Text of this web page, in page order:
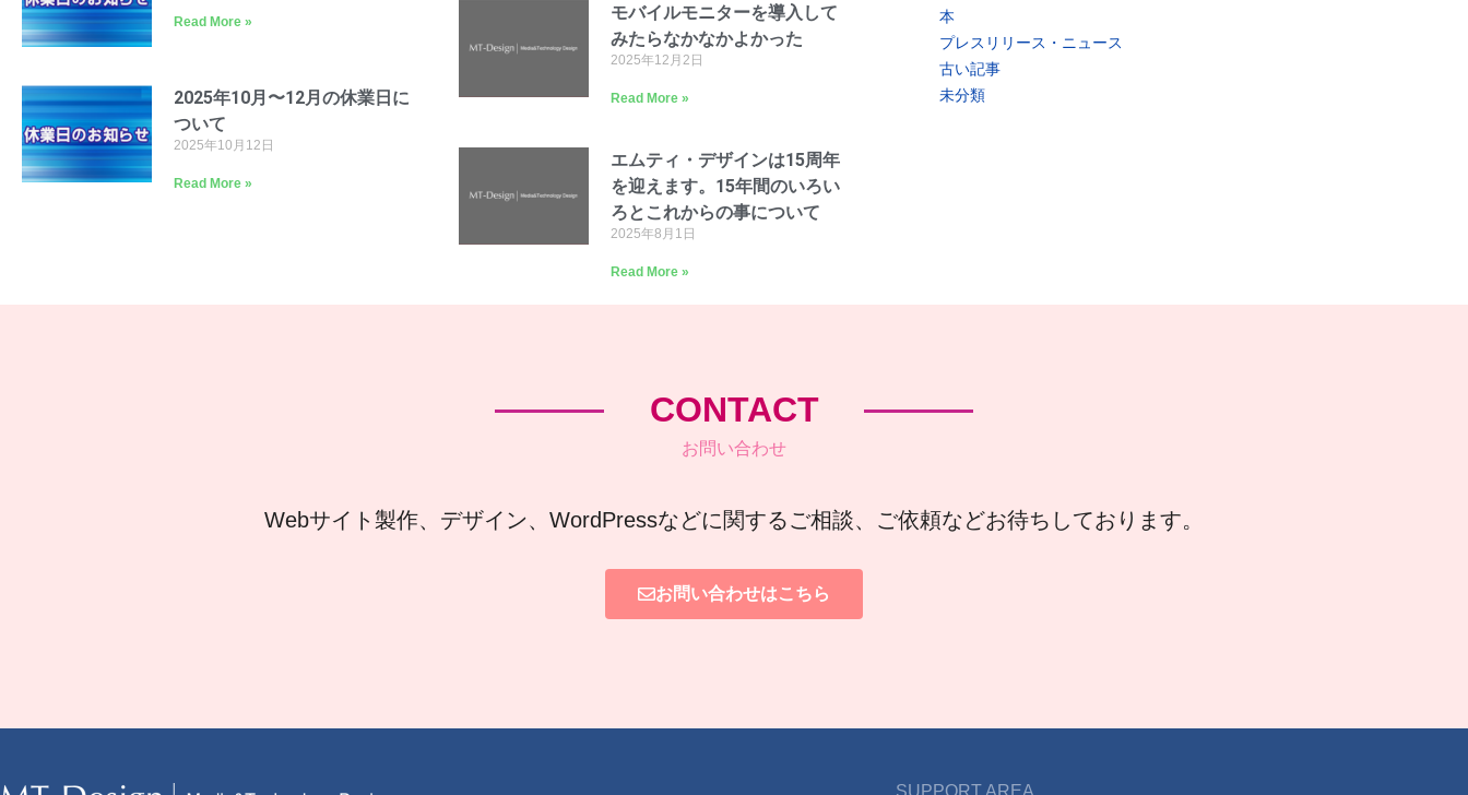
Read More »
2025年10月〜12月の休業日に
ついて
2025年10月12日
Read More »
モバイルモニターを導入して
みたらなかなかよかった
2025年12月2日
Read More »
エムティ・デザインは15周年
を迎えます。15年間のいろい
ろとこれからの事について
2025年8月1日
Read More »
本
プレスリリース・ニュース
古い記事
未分類
CONTACT
お問い合わせ
Webサイト製作、デザイン、WordPressなどに関するご相談、ご依頼などお待ちしております。
お問い合わせはこちら
SUPPORT AREA